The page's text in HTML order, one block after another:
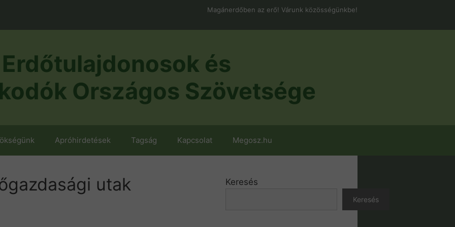
Magánerdőben az erő! Várunk közösségünkbe!
és
Országos Szövetsége
Apróhirdetések Tagság Kapcsolat Megosz.hu
utak
Keresés
Keresés